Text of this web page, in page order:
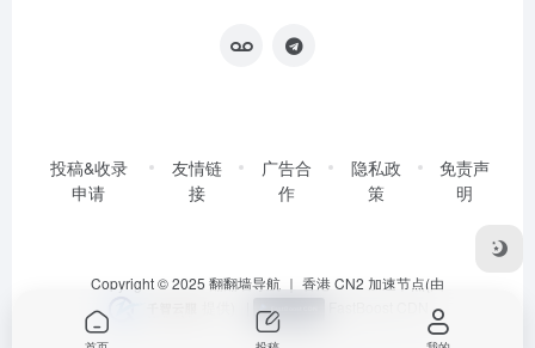
投稿&收录
申请
友情链
接
广告合
作
隐私政
策
免责声
明
Copyright © 2025 翻翻墙导航 ｜ 香港 CN2 加速节点(由